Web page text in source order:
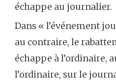
échappe au journalier.
Dans « l’événement
au contraire, le
échappe à l’ordinaire,
l’ordinaire, sur le